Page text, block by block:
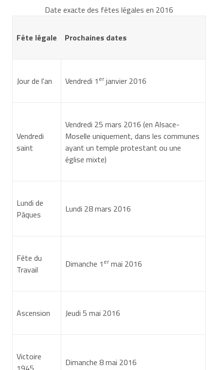
partiel
2,5 jours
Dans la fonction publique hospitalière, un agent à
seule la part de congés dont le calcul est
proportionnel est rémunérée.
exemple).
droits à congés annuels. Il s'agit des :
Date exacte des fêtes légales en 2016
Fête légale Prochaines dates
Jour de l'an Vendredi 1 er janvier 2016
Vendredi
saint
Vendredi 25 mars 2016 (en Alsace-
Moselle uniquement, dans les communes
ayant un temple protestant ou une
église mixte)
Lundi de
Pâques
Lundi 28 mars 2016
Fête du
Travail
Dimanche 1 er mai 2016
Ascension Jeudi 5 mai 2016
Victoire
Dimanche 8 mai 2016